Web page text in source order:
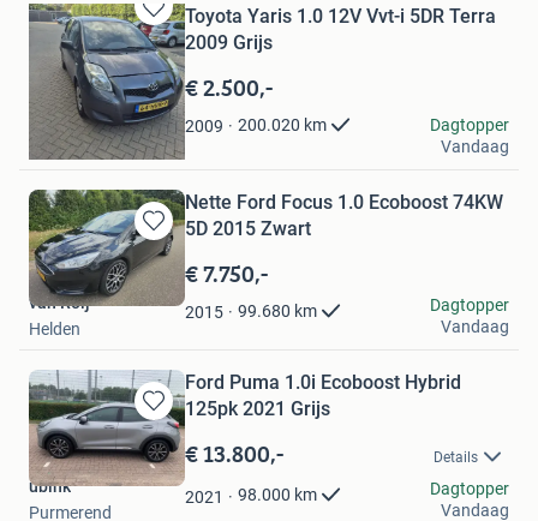
Bewaren
in
Mijn
Favorieten
Toyota Yaris 1.0 12V Vvt-i 5DR Terra
2009 Grijs
€ 2.500,-
2009 200.020 km
Wesley
Zuidwolde
Dagtopper
Vandaag
Bewaren
in
Mijn
Favorieten
Nette Ford Focus 1.0 Ecoboost 74KW
5D 2015 Zwart
€ 7.750,-
2015 99.680 km
van Roij
Helden
Dagtopper
Vandaag
Bewaren
in
Mijn
Favorieten
Ford Puma 1.0i Ecoboost Hybrid
125pk 2021 Grijs
€ 13.800,- Details
2021 98.000 km
ubink
Purmerend
Dagtopper
Vandaag